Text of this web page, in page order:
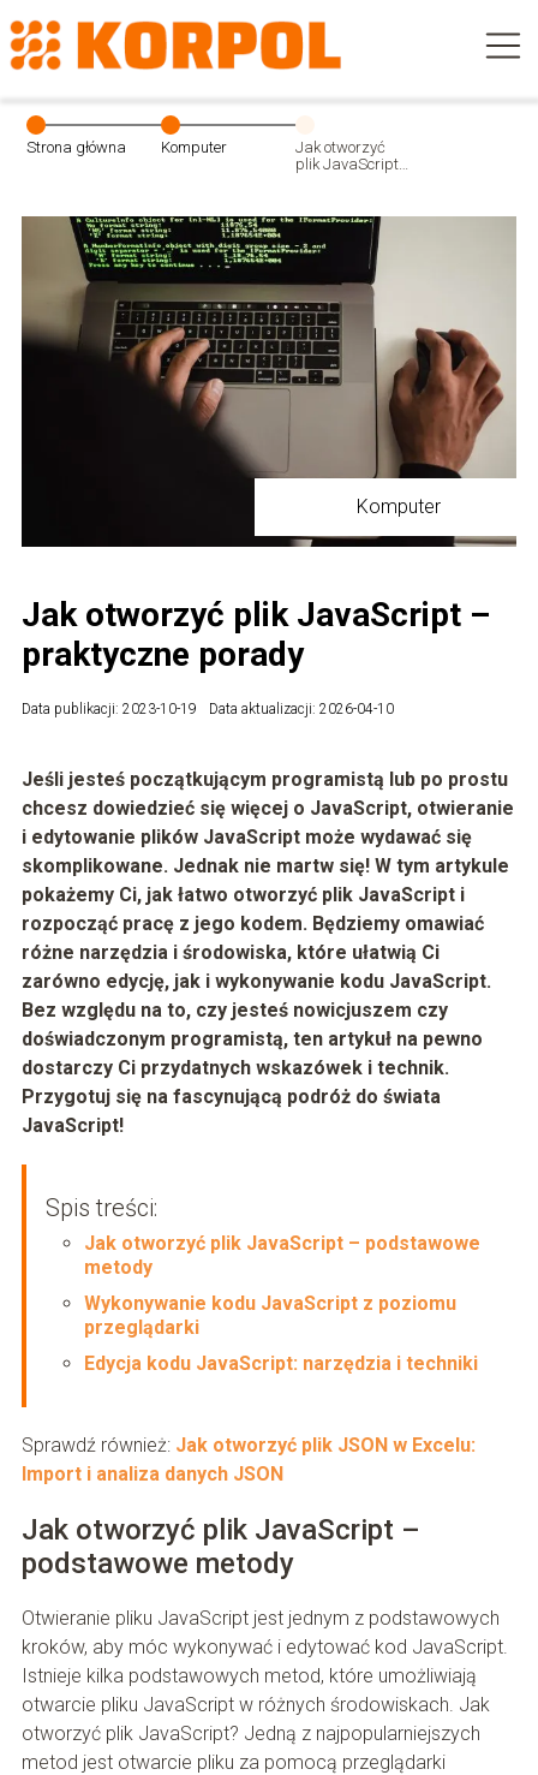
Strona główna Komputer
Jak otworzyć
plik JavaScript
Komputer
Jak otworzyć plik JavaScript –
praktyczne porady
Data publikacji: 2023-10-19 Data aktualizacji: 2026-04-10
Jeśli jesteś początkującym programistą lub po prostu
chcesz dowiedzieć się więcej o JavaScript, otwieranie
i edytowanie plików JavaScript może wydawać się
skomplikowane. Jednak nie martw się! W tym artykule
pokażemy Ci, jak łatwo otworzyć plik JavaScript i
rozpocząć pracę z jego kodem. Będziemy omawiać
różne narzędzia i środowiska, które ułatwią Ci
zarówno edycję, jak i wykonywanie kodu JavaScript.
Bez względu na to, czy jesteś nowicjuszem czy
doświadczonym programistą, ten artykuł na pewno
dostarczy Ci przydatnych wskazówek i technik.
Przygotuj się na fascynującą podróż do świata
JavaScript!
Spis treści:
Jak otworzyć plik JavaScript – podstawowe
metody
Wykonywanie kodu JavaScript z poziomu
przeglądarki
Edycja kodu JavaScript: narzędzia i techniki
Sprawdź również: Jak otworzyć plik JSON w Excelu:
Import i analiza danych JSON
Jak otworzyć plik JavaScript –
podstawowe metody
Otwieranie pliku JavaScript jest jednym z podstawowych
kroków, aby móc wykonywać i edytować kod JavaScript.
Istnieje kilka podstawowych metod, które umożliwiają
otwarcie pliku JavaScript w różnych środowiskach. Jak
otworzyć plik JavaScript? Jedną z najpopularniejszych
metod jest otwarcie pliku za pomocą przeglądarki